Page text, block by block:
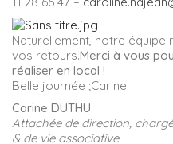
Naturellement, notre
vos retours.Merci à vous
réaliser en local !
Belle journée ;Carine
Carine DUTHU
Attachée de direction,
& de vie associative